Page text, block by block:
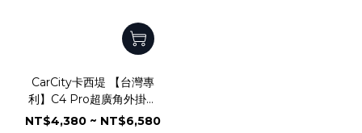
CarCity卡西堤 【台灣專
利】C4 Pro超廣角外掛式
魚眼霧燈｜兩年保固｜
NT$4,380 ~ NT$6,580